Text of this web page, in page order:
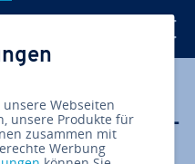
Webseiten
unsere Produkte für
zusammen mit
Werbung